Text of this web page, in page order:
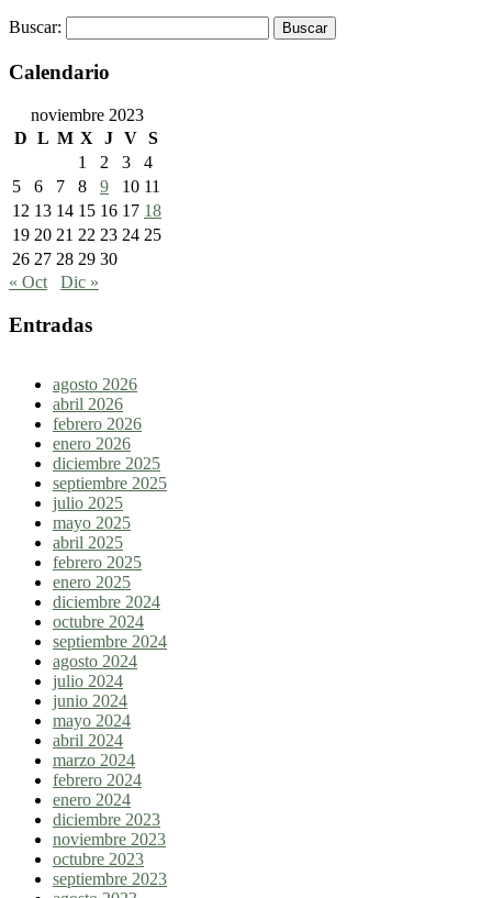
Buscar:
Calendario
noviembre 2023
D L M X J V S
1
2 3
4
5
6 7 8 9 10 11
12 13 14 15 16 17 18
19 20 21 22 23 24 25
26 27 28 29 30
« Oct
Dic »
Entradas
agosto 2026
abril 2026
febrero 2026
enero 2026
diciembre 2025
septiembre 2025
julio 2025
mayo 2025
abril 2025
febrero 2025
enero 2025
diciembre 2024
octubre 2024
septiembre 2024
agosto 2024
julio 2024
junio 2024
mayo 2024
abril 2024
marzo 2024
febrero 2024
enero 2024
diciembre 2023
noviembre 2023
octubre 2023
septiembre 2023